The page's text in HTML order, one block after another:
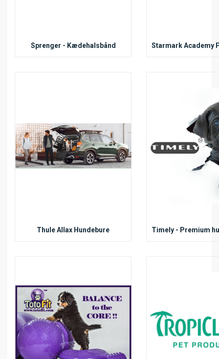
Sprenger - Kædehalsbånd
Thule Allax Hundebure